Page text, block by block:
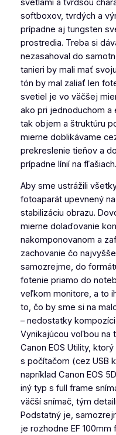
softboxov, tvrdých a
prípadne aj tungsten
prostredia. Treba si
nezasahoval do
tanieri by mali mať
tón by mal zaliať len
svetiel je vo väčšej
ako pri jednoduchom a
tak objem a štruktúru
mierne doblikávame
prekreslenie tieňov a
prípadne línií na fľašiach.
Aby sme ustrážili
fotoaparát upevnený
stabilizáciu obrazu.
mierne dolaďovanie
nakomponovanom a
zachovanie čo
samozrejme, do
fotenie priamo do
veľkom monitore, a to
to, čo by sme si na
– nedostatky
Vynikajúcou voľbou na
Canon EOS Utility,
s počítačom (cez USB
napríklad Canon EOS
iný typ s full frame
väčší snímač, tým
Podstatný je,
je rozhodne EF 100mm